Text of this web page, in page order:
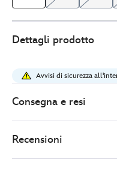
Store
26.00
donna-
lotso-
toy-
http://schema.org/InStock
Dettagli prodotto
Avvisi di sicurezza
Consegna e resi
Recensioni